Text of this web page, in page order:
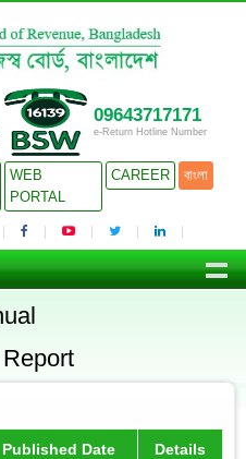
09643717171
e-Return Hotline Number
WEB
PORTAL
CAREER বাংলা
Published Date Details